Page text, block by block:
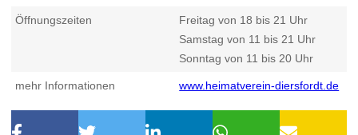
Öffnungszeiten
Freitag von 18 bis 21 Uhr
Samstag von 11 bis 21 Uhr
Sonntag von 11 bis 20 Uhr
mehr Informationen www.heimatverein-diersfordt.de